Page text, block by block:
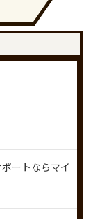
ートならマイ